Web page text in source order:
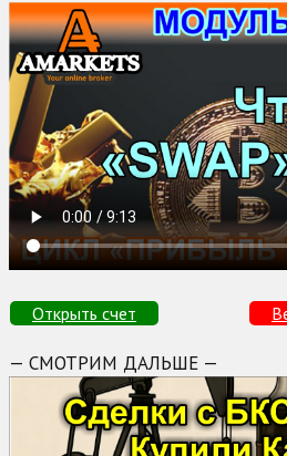
Открыть счет
— СМОТРИМ ДАЛЬШЕ —